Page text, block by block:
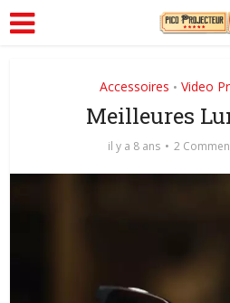
Accessoires • Video
Meilleures
il y a 8 ans 2